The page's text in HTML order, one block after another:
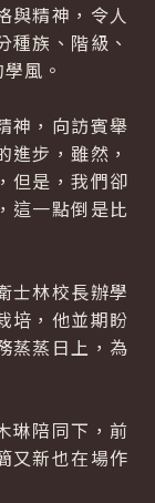
精神，令人
種族、階級、
風。
，向訪賓舉
步，雖然，
但是，我們卻
這一點倒是比
林校長辦學
培，他並期盼
蒸蒸日上，為
陪同下，前
又新也在場作